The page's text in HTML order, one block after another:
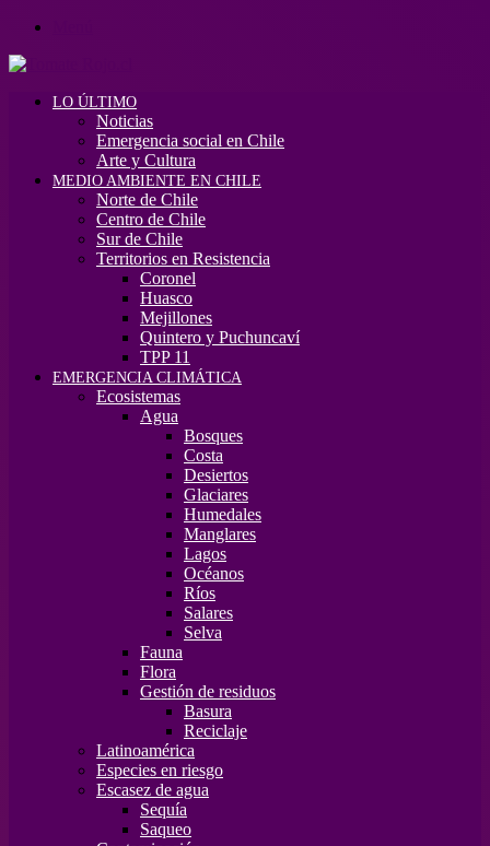
LO ÚLTIMO
Noticias
Emergencia social en Chile
Arte y Cultura
MEDIO AMBIENTE EN CHILE
Norte de Chile
Centro de Chile
Sur de Chile
Territorios en Resistencia
Coronel
Huasco
Mejillones
Quintero y Puchuncaví
TPP 11
EMERGENCIA CLIMÁTICA
Ecosistemas
Agua
Bosques
Costa
Desiertos
Glaciares
Humedales
Manglares
Lagos
Océanos
Ríos
Salares
Selva
Fauna
Flora
Gestión de residuos
Basura
Reciclaje
Latinoamérica
Especies en riesgo
Escasez de agua
Sequía
Saqueo